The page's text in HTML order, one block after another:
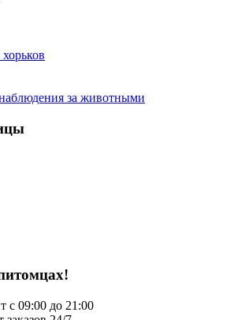
за животными
с 09:00 до 21:00